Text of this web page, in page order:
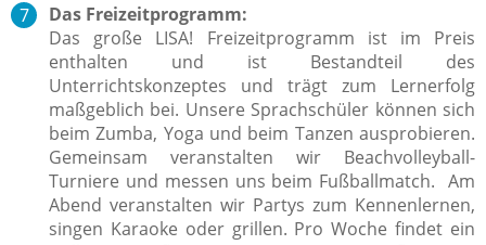
Das Freizeitprogramm:
Das große LISA! Freizeitprogramm ist im Preis
enthalten und ist Bestandteil des
Unterrichtskonzeptes und trägt zum Lernerfolg
maßgeblich bei. Unsere Sprachschüler können sich
beim Zumba, Yoga und beim Tanzen ausprobieren.
Gemeinsam veranstalten wir Beachvolleyball-
Turniere und messen uns beim Fußballmatch. Am
Abend veranstalten wir Partys zum Kennenlernen,
singen Karaoke oder grillen. Pro Woche findet ein